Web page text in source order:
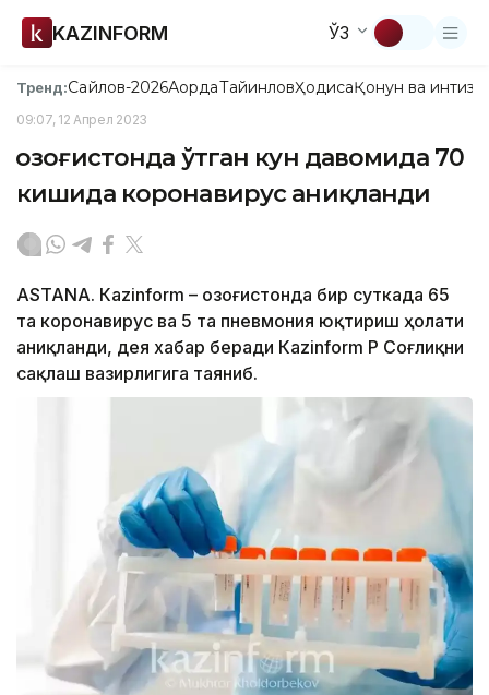
KAZINFORM ЎЗ
Тренд:Сайлов-2026АқордаТайинловҲодисаҚонун ва
09:07, 12 Апрел 2023
Қозоғистонда ўтган кун давомида 70
кишида коронавирус аниқланди
ASTANА. Кazinform – Қозоғистонда бир суткада 65
та коронавирус ва 5 та пневмония юқтириш ҳолати
аниқланди, дея хабар беради Кazinform ҚР Соғлиқни
сақлаш вазирлигига таяниб.